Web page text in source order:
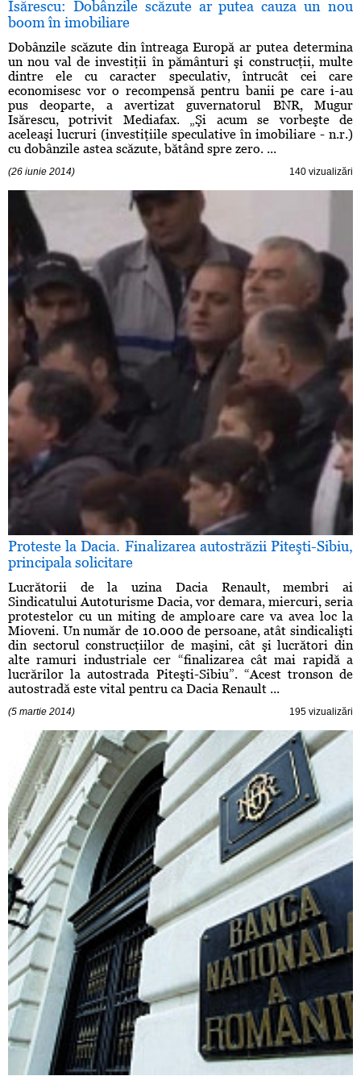
Isărescu: Dobânzile scăzute ar putea cauza un nou
boom în imobiliare
Dobânzile scăzute din întreaga Europă ar putea determina
un nou val de investiţii în pământuri şi construcţii, multe
dintre ele cu caracter speculativ, întrucât cei care
economisesc vor o recompensă pentru banii pe care i-au
pus deoparte, a avertizat guvernatorul BNR, Mugur
Isărescu, potrivit Mediafax. „Şi acum se vorbeşte de
aceleaşi lucruri (investiţiile speculative în imobiliare - n.r.)
cu dobânzile astea scăzute, bătând spre zero. ...
(26 iunie 2014) 140 vizualizări
Proteste la Dacia. Finalizarea autostrăzii Piteşti-Sibiu,
principala solicitare
Lucrătorii de la uzina Dacia Renault, membri ai
Sindicatului Autoturisme Dacia, vor demara, miercuri, seria
protestelor cu un miting de amploare care va avea loc la
Mioveni. Un număr de 10.000 de persoane, atât sindicalişti
din sectorul construcţiilor de maşini, cât şi lucrători din
alte ramuri industriale cer “finalizarea cât mai rapidă a
lucrărilor la autostrada Piteşti-Sibiu”. “Acest tronson de
autostradă este vital pentru ca Dacia Renault ...
(5 martie 2014) 195 vizualizări